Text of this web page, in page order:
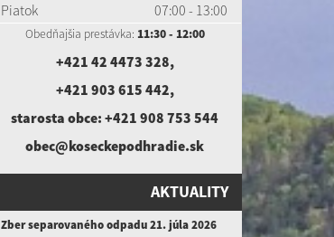
Piatok
07:00 - 13:00
Obedňajšia prestávka: 11:30 - 12:00
+421 42 4473 328,
+421 903 615 442,
starosta obce:+421 908 753 544
obec@koseckepodhradie.sk
AKTUALITY
Zber separovaného odpadu 21. júla 2026